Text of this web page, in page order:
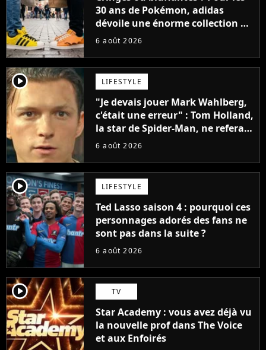
30 ans de Pokémon, adidas
dévoile une énorme collection de
sneakers et je ne sais pas quoi en
6 août 2026
player2 LIFESTYLE
"Je devais jouer Mark Wahlberg,
c'était une erreur" : Tom Holland,
la star de Spider-Man, ne referait
pas ce blockbuster
6 août 2026
player2 LIFESTYLE
Ted Lasso saison 4 : pourquoi ces
personnages adorés des fans ne
sont pas dans la suite ?
6 août 2026
player2 TV
Star Academy : vous avez déjà vu
la nouvelle prof dans The Voice
et aux Enfoirés